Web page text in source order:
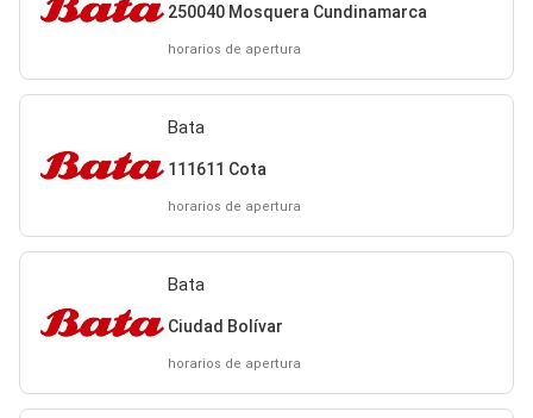
250040 Mosquera Cundinamarca
horarios de apertura
Bata
111611 Cota
horarios de apertura
Bata
Ciudad Bolívar
horarios de apertura